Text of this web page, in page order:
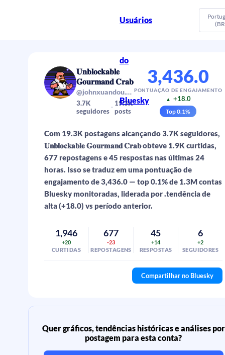
Usuários
do
Bluesky
𝐔𝐧𝐛𝐥𝐨𝐜𝐤𝐚𝐛𝐥𝐞
𝐆𝐨𝐮𝐫𝐦𝐚𝐧𝐝 𝐂𝐫𝐚𝐛
@johnxuandou.bsky.social
3.7K
seguidores
19.3K
posts
3,436.0
PONTUAÇÃO DE ENGAJAMENTO
▲ +18.0
Top0.1%
Com 19.3K postagens alcançando 3.7K seguidores,
𝐔𝐧𝐛𝐥𝐨𝐜𝐤𝐚𝐛𝐥𝐞 𝐆𝐨𝐮𝐫𝐦𝐚𝐧𝐝 𝐂𝐫𝐚𝐛 obteve 1.9K curtidas,
677 repostagens e 45 respostas nas últimas 24
horas. Isso se traduz em uma pontuação de
engajamento de 3,436.0 — top 0.1% de 1.3M contas
Bluesky monitoradas, liderada por .tendência de
alta (+18.0) vs período anterior.
1,946
+20
CURTIDAS
677
-23
REPOSTAGENS
45
+14
RESPOSTAS
6
+2
SEGUIDORES
Compartilhar no Bluesky
Quer gráficos, tendências históricas e análises por
postagem para esta conta?